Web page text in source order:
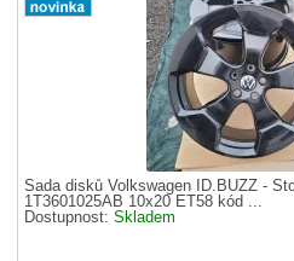
Sada disků Volkswagen ID.BUZZ -
1T3601025AB 10x20 ET58 kód ...
Dostupnost:Skladem